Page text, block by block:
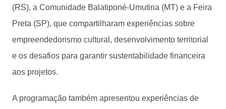
(RS), a Comunidade Balatiponé-Umutina (MT) e a Feira
Preta (SP), que compartilharam experiências sobre
empreendedorismo cultural, desenvolvimento territorial
e os desafios para garantir sustentabilidade financeira
aos projetos.
A programação também apresentou experiências de